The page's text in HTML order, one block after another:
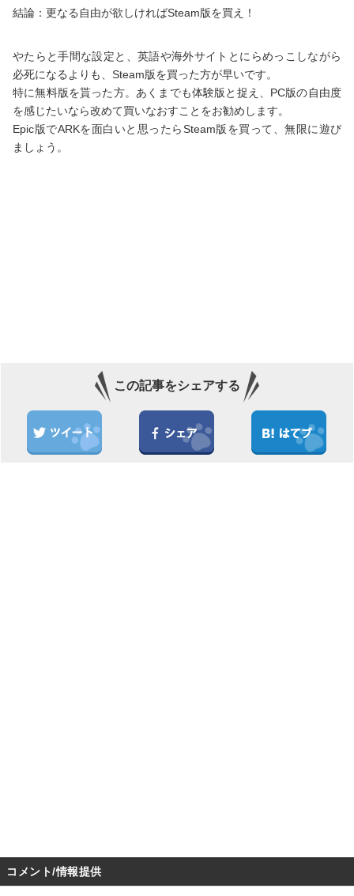
結論：更なる自由が欲しければSteam版を買え！
やたらと手間な設定と、英語や海外サイトとにらめっこしながら
必死になるよりも、Steam版を買った方が早いです。
特に無料版を貰った方。あくまでも体験版と捉え、PC版の自由度
を感じたいなら改めて買いなおすことをお勧めします。
Epic版でARKを面白いと思ったらSteam版を買って、無限に遊び
ましょう。
この記事をシェアする
コメント/情報提供